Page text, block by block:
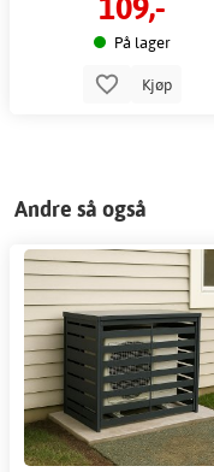
På lager
Kjøp
Andre så også